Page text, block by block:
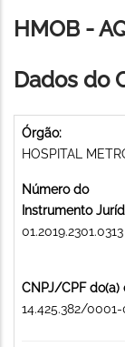
de
HMOB -
Dados do
Órgão:
HOSPITAL
Número do
Instrumento
01.2019.2301.0313
CNPJ/CPF
14.425.382/